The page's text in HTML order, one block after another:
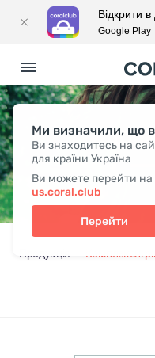
Ми визначили, що
Ви знаходитесь на
для країни Україна
Ви можете перейти на
us.coral.club
Перейти
Продукція Комплексні
Відкрити
Google Play